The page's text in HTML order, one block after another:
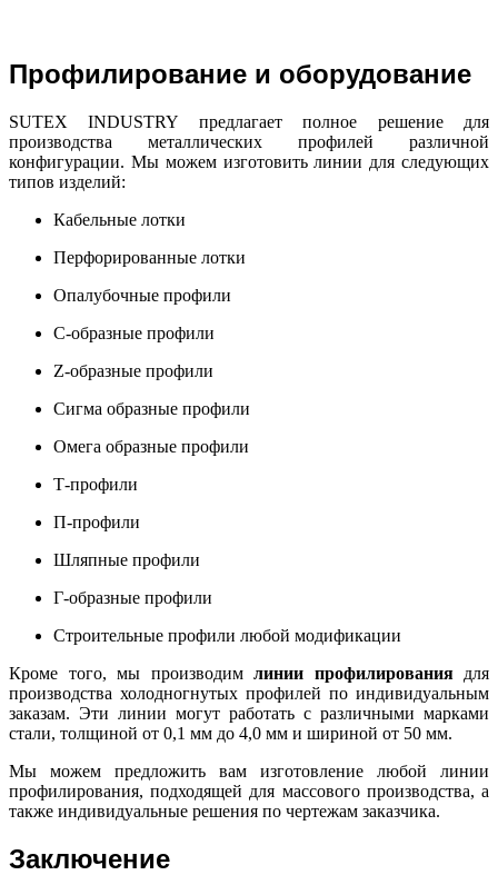
Профилирование и оборудование
SUTEX INDUSTRY предлагает полное решение для
производства металлических профилей различной
конфигурации. Мы можем изготовить линии для следующих
типов изделий:
Кабельные лотки
Перфорированные лотки
Опалубочные профили
С-образные профили
Z-образные профили
Сигма образные профили
Омега образные профили
Т-профили
П-профили
Шляпные профили
Г-образные профили
Строительные профили любой модификации
Кроме того, мы производим линии профилированиядля
производства холодногнутых профилей по индивидуальным
заказам. Эти линии могут работать с различными марками
стали, толщиной от 0,1 мм до 4,0 мм и шириной от 50 мм.
Мы можем предложить вам изготовление любой линии
профилирования, подходящей для массового производства, а
также индивидуальные решения по чертежам заказчика.
Заключение